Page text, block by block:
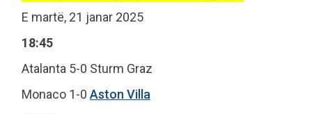
E martë, 21 janar 2025
18:45
Atalanta 5-0 Sturm Graz
Monaco 1-0 Aston Villa